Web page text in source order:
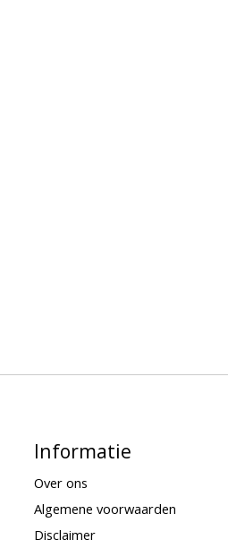
Informatie
Over ons
Algemene voorwaarden
Disclaimer